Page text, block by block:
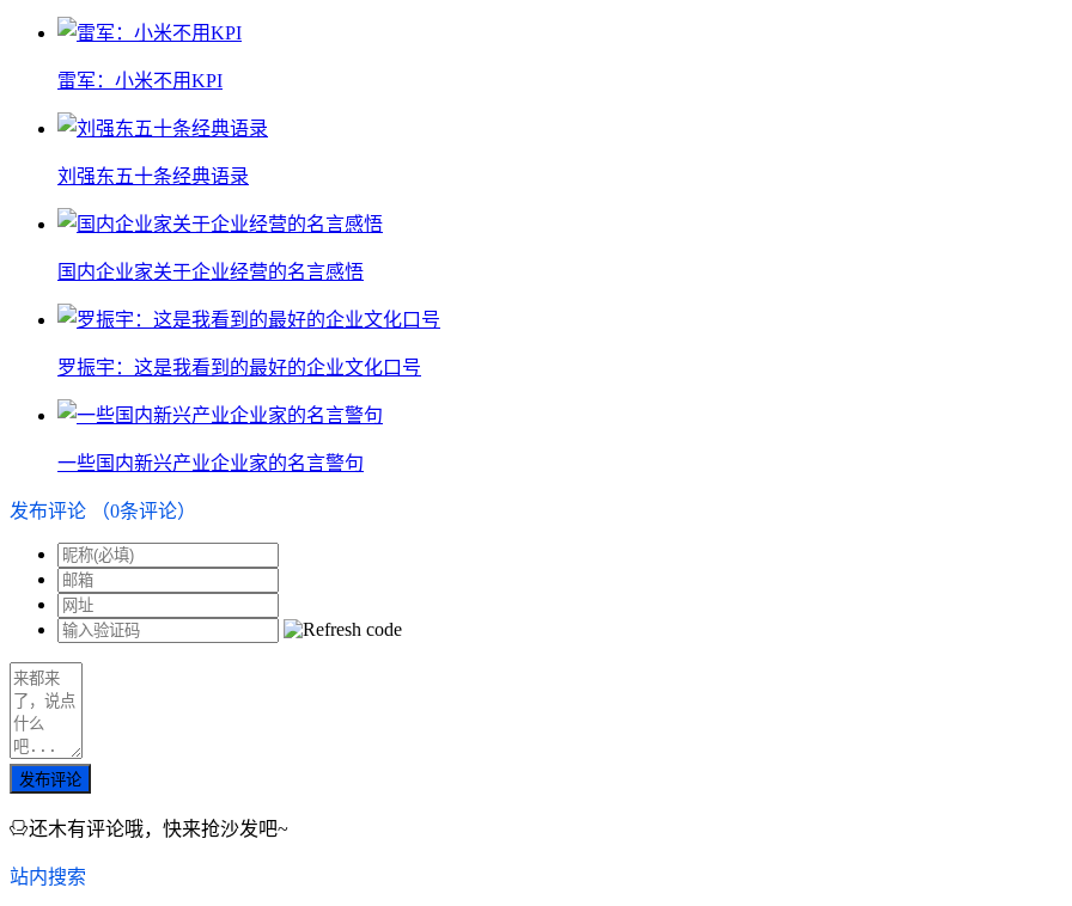
雷军：小米不用KPI
刘强东五十条经典语录
国内企业家关于企业经营的名言感悟
罗振宇：这是我看到的最好的企业文化口号
一些国内新兴产业企业家的名言警句
发布评论 （0条评论）
发布评论
还木有评论哦，快来抢沙发吧~
站内搜索